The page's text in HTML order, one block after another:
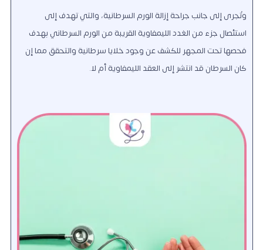
وتُجرى إلى جانب جراحة إزالة الورم السرطانية، والتي تهدف إلى
استئصال جزء من الغدد الليمفاوية القريبة من الورم السرطاني بهدف
فحصها تحت المجهر للكشف عن وجود خلايا سرطانية والتحقق مما إن
كان السرطان قد انتشر إلى العقد الليمفاوية أم لا.